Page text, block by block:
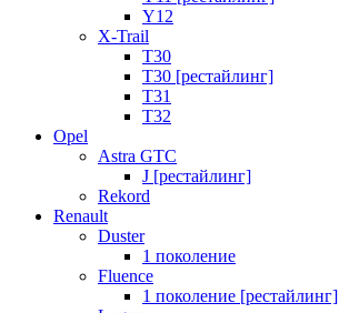
Y12
X-Trail
T30
T30 [рестайлинг]
T31
T32
Opel
Astra GTC
J [рестайлинг]
Rekord
Renault
Duster
1 поколение
Fluence
1 поколение [рестайлинг]